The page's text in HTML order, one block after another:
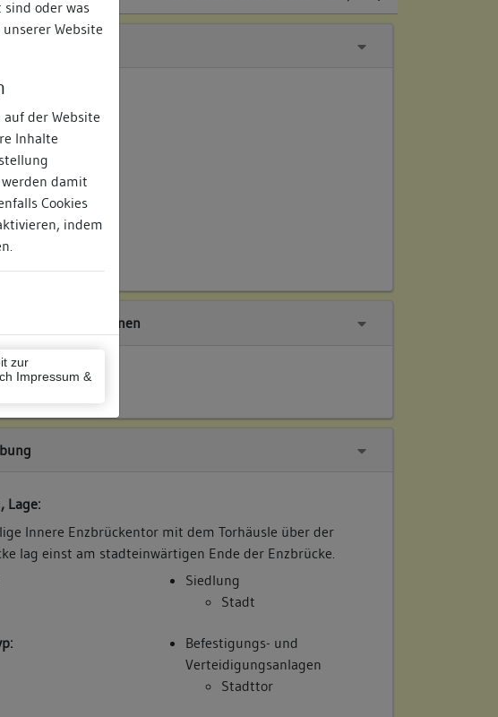
oder was
Website
der Website
Inhalte
damit
Cookies
indem
zur
Impressum &
Dokumentationen
Häuserbuch
Lage:
Innere Enzbrückentor mit dem Torhäusle über der
lag einst am stadteinwärtigen Ende der Enzbrücke.
Siedlung
Stadt
Befestigungs- und
Verteidigungsanlagen
Stadttor